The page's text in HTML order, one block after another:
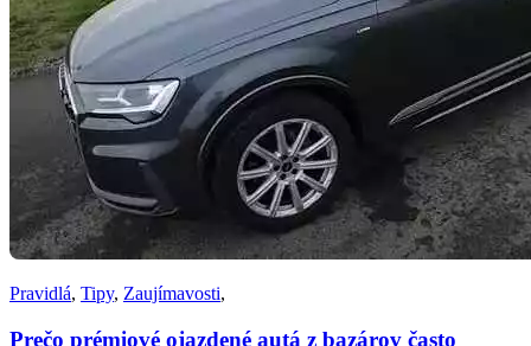
Pravidlá, Tipy, Zaujímavosti,
Prečo prémiové ojazdené autá z bazárov často